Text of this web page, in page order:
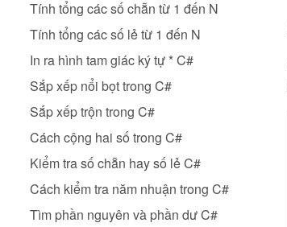
Tính tổng các số chẵn từ 1 đến N
Tính tổng các số lẻ từ 1 đến N
In ra hình tam giác ký tự * C#
Sắp xếp nổi bọt trong C#
Sắp xếp trộn trong C#
Cách cộng hai số trong C#
Kiểm tra số chẵn hay số lẻ C#
Cách kiểm tra năm nhuận trong C#
Tìm phần nguyên và phần dư C#